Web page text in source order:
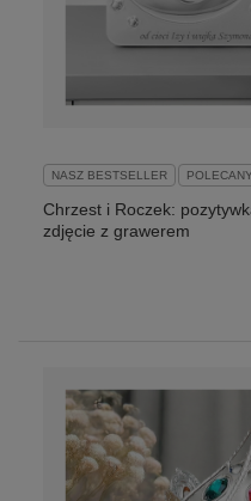
NASZ BESTSELLER POLECANY
Chrzest i Roczek:
zdjęcie z grawerem